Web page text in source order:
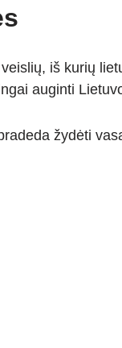
iš kurių
auginti
žydėti